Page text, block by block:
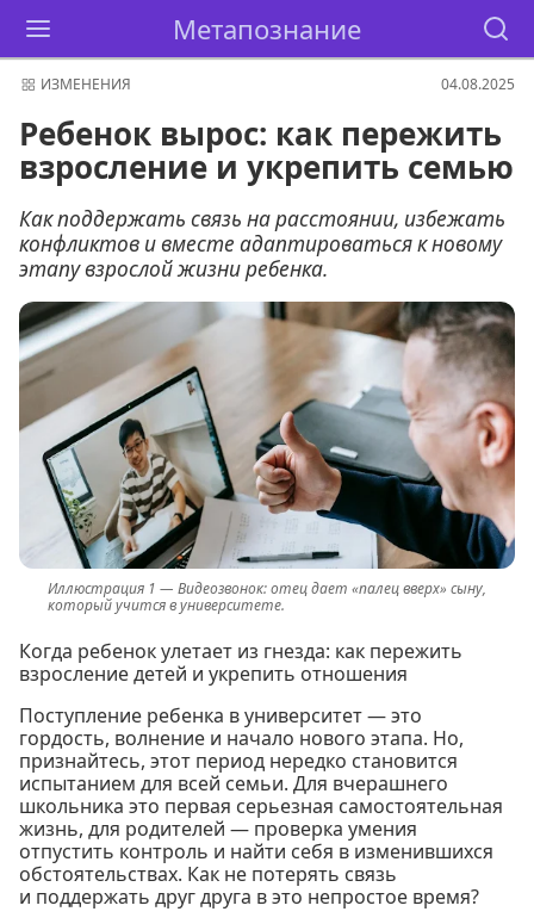
Метапознание
ИЗМЕНЕНИЯ 04.08.2025
Ребенок вырос: как пережить
взросление и укрепить семью
Как поддержать связь на расстоянии, избежать
конфликтов и вместе адаптироваться к новому
этапу взрослой жизни ребенка.
Видеозвонок: отец дает «палец вверх» сыну,
который учится в университете.
Когда ребенок улетает из гнезда: как пережить
взросление детей и укрепить отношения
Поступление ребенка в университет — это
гордость, волнение и начало нового этапа. Но,
признайтесь, этот период нередко становится
испытанием для всей семьи. Для вчерашнего
школьника это первая серьезная самостоятельная
жизнь, для родителей — проверка умения
отпустить контроль и найти себя в изменившихся
обстоятельствах. Как не потерять связь
и поддержать друг друга в это непростое время?